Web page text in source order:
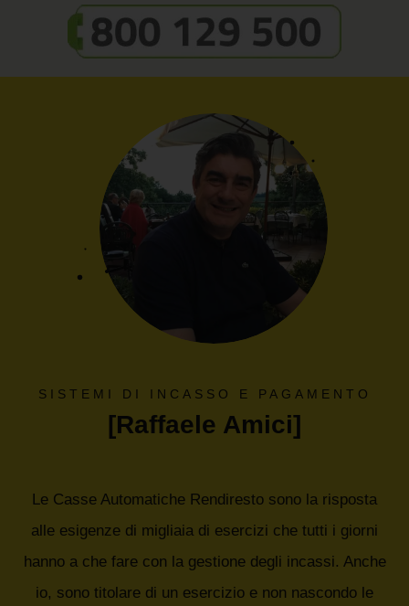
SISTEMI DI INCASSO E PAGAMENTO
[Raffaele Amici]
Le Casse Automatiche Rendiresto sono la risposta
alle esigenze di migliaia di esercizi che tutti i giorni
hanno a che fare con la gestione degli incassi. Anche
io, sono titolare di un esercizio e non nascondo le